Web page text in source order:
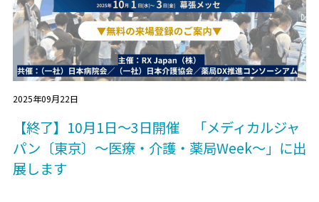
2025年09月22日
【終了】10月1日～3日開催 「メディカルジャ
パン〔東京〕～医療・介護・薬局Week～」に出
展します